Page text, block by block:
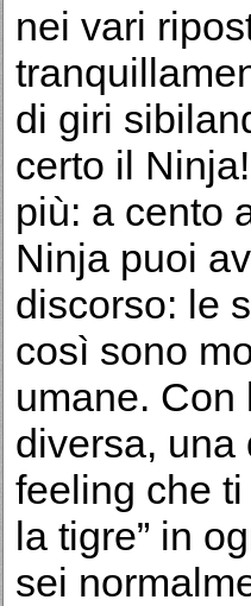
nei vari
di giri
certo il
più: a cento
Ninja puoi
discorso: le
così sono
umane. Con
diversa, una
feeling che
la tigre” in
sei